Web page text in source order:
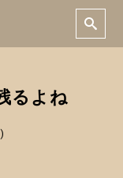
るよね